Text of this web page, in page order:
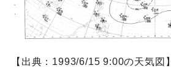
【出典：1993/6/15 9:00の天気図】